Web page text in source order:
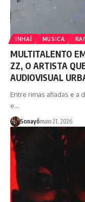
INHAÍ MUSICA
MULTITALENTO
ZZ, O ARTISTA
AUDIOVISUAL
Entre rimas afiadas e a
e…
Sonayômaio 21, 2026